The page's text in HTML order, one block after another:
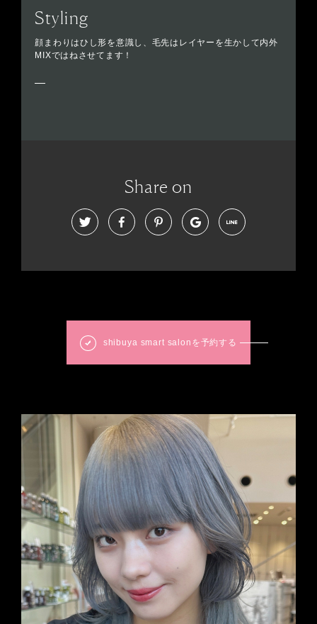
Styling
顔まわりはひし形を意識し、毛先はレイヤーを生かして内外
MIXではねさせてます！
Share on
shibuya smart salonを予約する